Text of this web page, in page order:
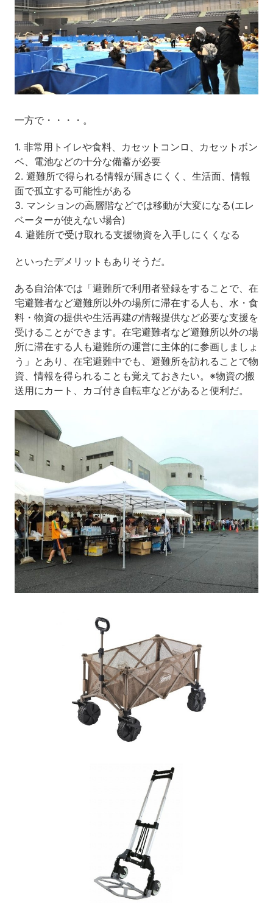
一方で・・・・。
1. 非常用トイレや食料、カセットコンロ、カセットボン
ベ、電池などの十分な備蓄が必要
2. 避難所で得られる情報が届きにくく、生活面、情報
面で孤立する可能性がある
3. マンションの高層階などでは移動が大変になる(エレ
ベーターが使えない場合)
4. 避難所で受け取れる支援物資を入手しにくくなる
といったデメリットもありそうだ。
ある自治体では「避難所で利用者登録をすることで、在
宅避難者など避難所以外の場所に滞在する人も、水・食
料・物資の提供や生活再建の情報提供など必要な支援を
受けることができます。在宅避難者など避難所以外の場
所に滞在する人も避難所の運営に主体的に参画しましょ
う」とあり、在宅避難中でも、避難所を訪れることで物
資、情報を得られることも覚えておきたい。※物資の搬
送用にカート、カゴ付き自転車などがあると便利だ。